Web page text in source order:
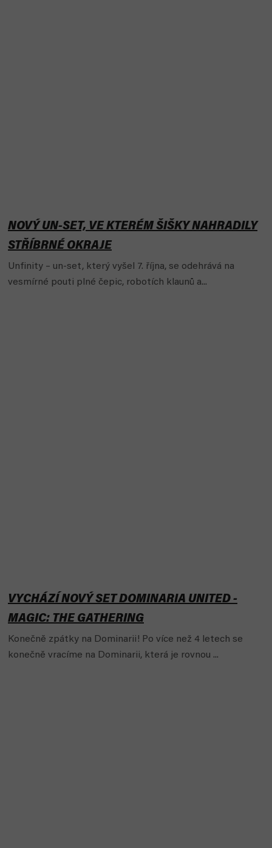
NOVÝ UN-SET, VE KTERÉM ŠIŠKY NAHRADILY
STŘÍBRNÉ OKRAJE
Unfinity – un-set, který vyšel 7. října, se odehrává na
vesmírné pouti plné čepic, robotích klaunů a...
VYCHÁZÍ NOVÝ SET DOMINARIA UNITED -
MAGIC: THE GATHERING
Konečně zpátky na Dominarii! Po více než 4 letech se
konečně vracíme na Dominarii, která je rovnou ...